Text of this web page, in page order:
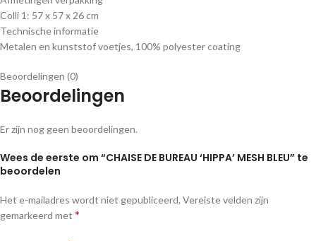
Colli 1: 57 x 57 x 26 cm
Technische informatie
Metalen en kunststof voetjes, 100% polyester coating
Beoordelingen (0)
Beoordelingen
Er zijn nog geen beoordelingen.
Wees de eerste om “CHAISE DE BUREAU ‘HIPPA’ MESH BLEU” te
beoordelen
Het e-mailadres wordt niet gepubliceerd. Vereiste velden zijn
gemarkeerd met *